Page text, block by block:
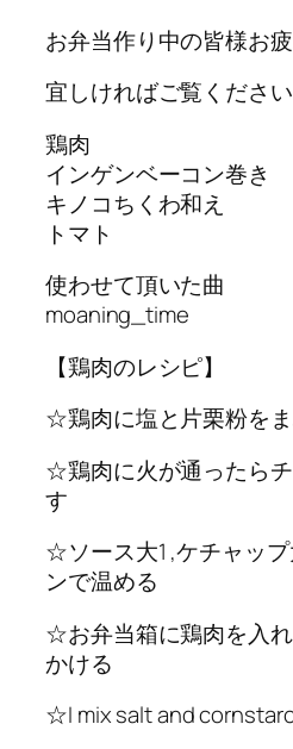
お弁当作り中の皆様お
宜しければご覧くださ
鶏肉
インゲンベーコン巻き
キノコちくわ和え
トマト
使わせて頂いた曲
moaning_time
【鶏肉のレシピ】
☆鶏肉に塩と片栗粉を
☆鶏肉に火が通ったら
す
☆ソース大1 ,ケチャッ
ンで温める
☆お弁当箱に鶏肉を入
かける
☆I mix salt and